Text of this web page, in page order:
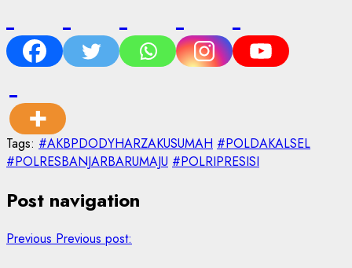
Tags: #AKBPDODYHARZAKUSUMAH #POLDAKALSEL
#POLRESBANJARBARUMAJU #POLRIPRESISI
Post navigation
Previous Previous post: